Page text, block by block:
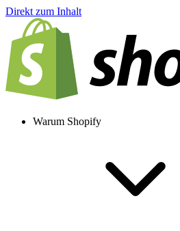
Direkt zum Inhalt
Warum Shopify